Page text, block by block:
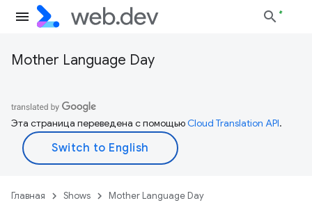
Mother Language Day
Эта страница переведена с помощьюCloud Translation API.
Главная Shows Mother Language Day